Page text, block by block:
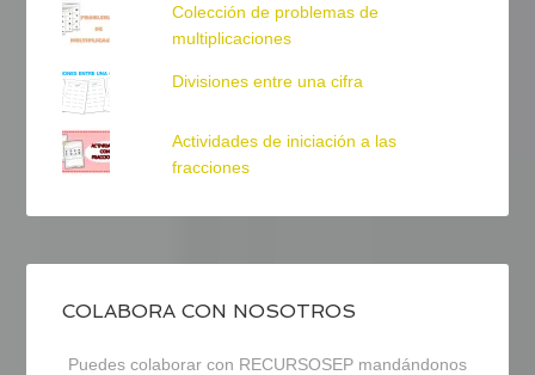
Colección de problemas de
multiplicaciones
Divisiones entre una cifra
Actividades de iniciación a las
fracciones
COLABORA CON NOSOTROS
Puedes colaborar con RECURSOSEP mandándonos